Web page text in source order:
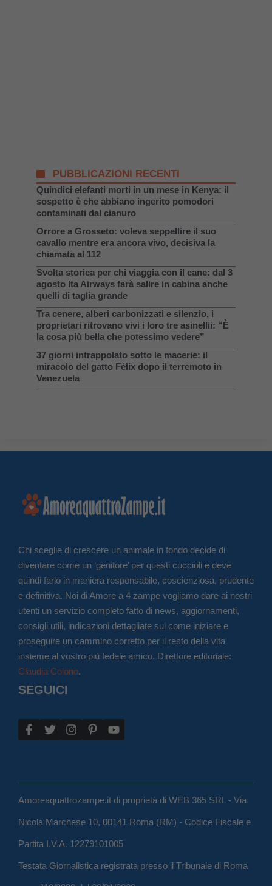
PUBBLICAZIONI RECENTI
Quindici elefanti morti in un mese in Kenya: il
sospetto è che abbiano ingerito pomodori
contaminati dal cianuro
Orrore a Grosseto: voleva seppellire il suo
cavallo mentre era ancora vivo, decisiva la
chiamata al 112
Svolta storica per chi viaggia con il cane: dal 3
agosto Ita Airways farà salire in cabina anche
quelli di taglia grande
Tra cenere, alberi carbonizzati e silenzio, i
proprietari ritrovano vivi i loro tre asinellii: “È
la cosa più bella che potessimo vedere”
37 giorni intrappolato sotto le macerie: il
miracolo del gatto Félix dopo il terremoto in
Venezuela
Chi sceglie di crescere un animale in fondo decide di
diventare come un ‘genitore’ per questi cuccioli e deve
quindi farlo in maniera responsabile, coscienziosa, prudente
e definitiva. Noi di Amore a 4 zampe vogliamo dare ai nostri
utenti un servizio completo fatto di news, aggiornamenti,
consigli utili, indicazioni dettagliate sul come iniziare e
proseguire un cammino corretto per il resto della vita
insieme al vostro più fedele amico. Direttore editoriale:
Claudia Colono.
SEGUICI
Amoreaquattrozampe.it di proprietà di WEB 365 SRL - Via
Nicola Marchese 10, 00141 Roma (RM) - Codice Fiscale e
Partita I.V.A. 12279101005
Testata Giornalistica registrata presso il Tribunale di Roma